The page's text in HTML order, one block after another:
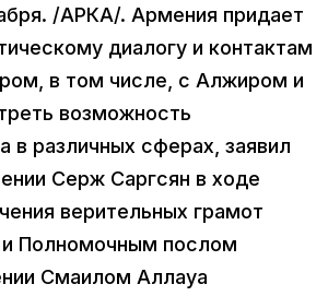
/АРКА/. Армения придает
диалогу и контактам
в том числе, с Алжиром и
возможность
в различных сферах, заявил
Серж Саргсян в ходе
верительных грамот
Полномочным послом
Смаилом Аллауа